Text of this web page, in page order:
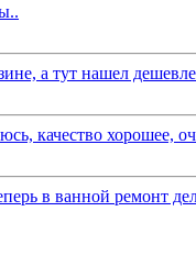
а тут нашел
качество хорошее,
в ванной ремонт